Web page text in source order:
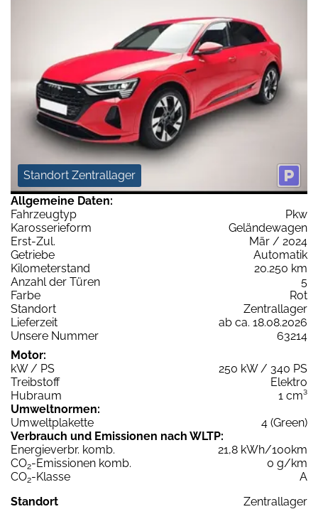
Standort Zentrallager
Allgemeine Daten:
Fahrzeugtyp
Pkw
Karosserieform
Geländewagen
Erst-Zul.
Mär / 2024
Getriebe
Automatik
Kilometerstand
20.250 km
Anzahl der Türen
5
Farbe
Rot
Standort
Zentrallager
Lieferzeit
ab ca. 18.08.2026
Unsere Nummer
63214
Motor:
kW / PS
250 kW / 340 PS
Treibstoff
Elektro
Hubraum
1 cm³
Umweltnormen:
Umweltplakette
4 (Green)
Verbrauch und Emissionen nach WLTP:
Energieverbr. komb.
21,8 kWh/100km
CO2-Emissionen komb.
0 g/km
CO2-Klasse
A
Standort
Zentrallager